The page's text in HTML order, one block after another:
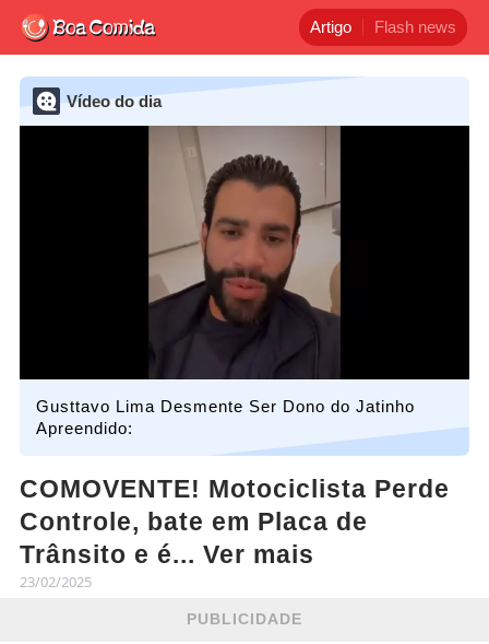
Artigo Flash news
Vídeo do dia
Gusttavo Lima Desmente Ser Dono do Jatinho
Apreendido:
COMOVENTE! Motociclista Perde
Controle, bate em Placa de
Trânsito e é... Ver mais
23/02/2025
PUBLICIDADE